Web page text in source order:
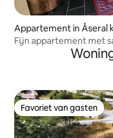
Appartement in Åseral
Fijn appartement met
Favoriet van gasten
Favoriet van gasten